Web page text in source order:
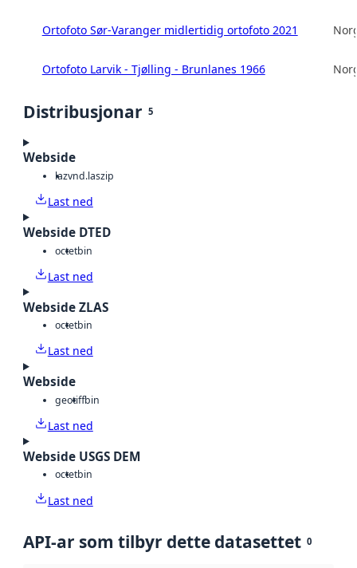
Ortofoto Sør-Varanger midlertidig ortofoto 2021
Ortofoto Larvik - Tjølling - Brunlanes 1966
Distribusjonar 5
Webside
lazvnd.laszip
Last ned
Webside DTED
octetbin
Last ned
Webside ZLAS
octetbin
Last ned
Webside
geotiffbin
Last ned
Webside USGS DEM
octetbin
Last ned
API-ar som tilbyr dette datasettet 0